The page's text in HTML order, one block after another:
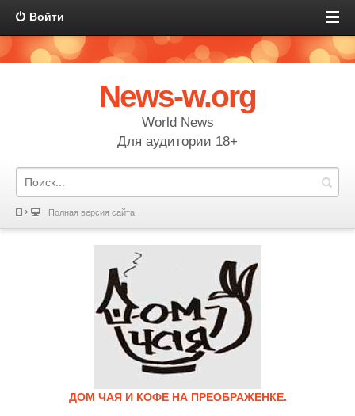
Войти
News-w.org
World News
Для аудитории 18+
Полная версия сайта
ДОМ ЧАЯ И КОФЕ НА ПРЕОБРАЖЕНКЕ.